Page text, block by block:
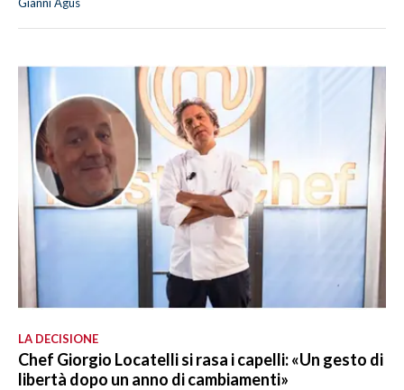
Gianni Agus
LA DECISIONE
Chef Giorgio Locatelli si rasa i capelli: «Un gesto di
libertà dopo un anno di cambiamenti»